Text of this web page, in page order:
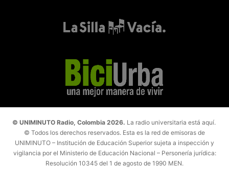
© UNIMINUTO Radio, Colombia 2026. La radio universitaria está aquí.
© Todos los derechos reservados. Esta es la red de emisoras de
UNIMINUTO – Institución de Educación Superior sujeta a inspección y
vigilancia por el Ministerio de Educación Nacional – Personería jurídica:
Resolución 10345 del 1 de agosto de 1990 MEN.